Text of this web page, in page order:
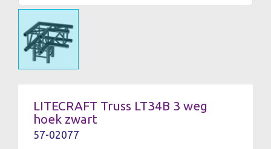
LITECRAFT Truss LT34B 3 weg
hoek zwart
57-02077